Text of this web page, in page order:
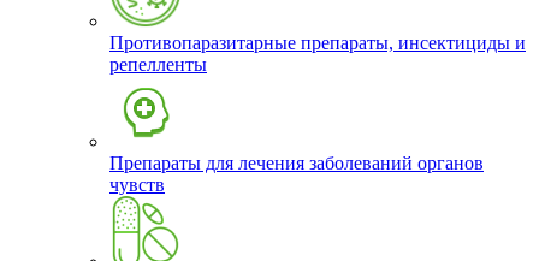
Противопаразитарные препараты, инсектициды и
репелленты
Препараты для лечения заболеваний органов
чувств